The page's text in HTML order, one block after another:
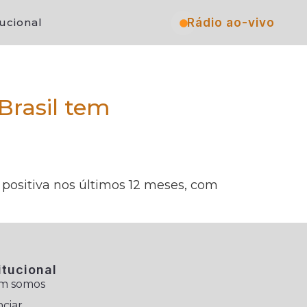
Rádio ao-vivo
tem
nos últimos 12 meses, com
somos